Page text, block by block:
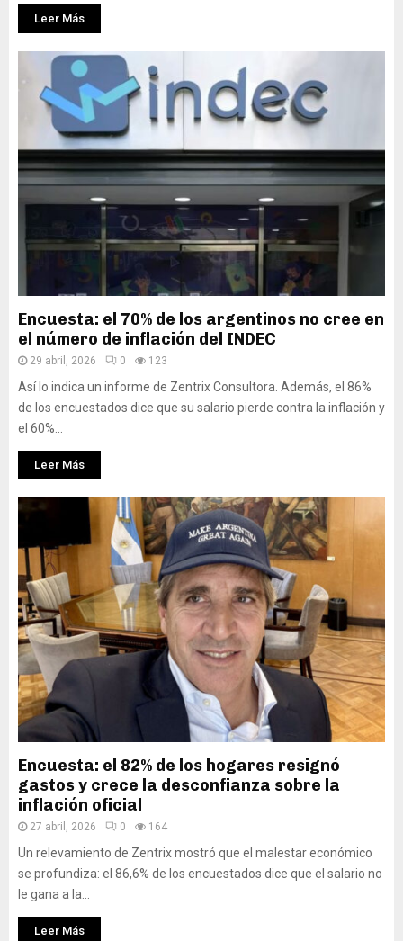
Leer Más
Encuesta: el 70% de los argentinos no cree en
el número de inflación del INDEC
29 abril, 2026 0 123
Así lo indica un informe de Zentrix Consultora. Además, el 86%
de los encuestados dice que su salario pierde contra la inflación y
el 60%...
Leer Más
Encuesta: el 82% de los hogares resignó
gastos y crece la desconfianza sobre la
inflación oficial
27 abril, 2026 0 164
Un relevamiento de Zentrix mostró que el malestar económico
se profundiza: el 86,6% de los encuestados dice que el salario no
le gana a la...
Leer Más